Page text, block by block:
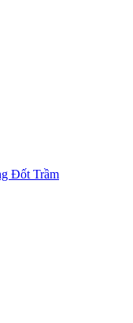
Đốt Trầm